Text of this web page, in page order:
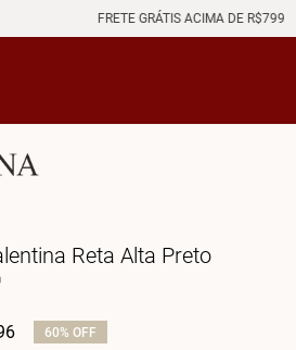
FRETE GRÁTIS ACIMA DE R$799
Reta Alta Preto
60% OFF